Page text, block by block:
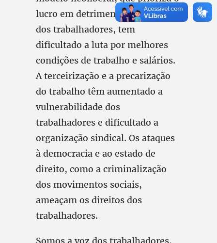
lucro em detrimento dos direitos
dos trabalhadores, tem
dificultado a luta por melhores
condições de trabalho e salários.
A terceirização e a precarização
do trabalho têm aumentado a
vulnerabilidade dos
trabalhadores e dificultado a
organização sindical. Os ataques
à democracia e ao estado de
direito, como a criminalização
dos movimentos sociais,
ameaçam os direitos dos
trabalhadores.